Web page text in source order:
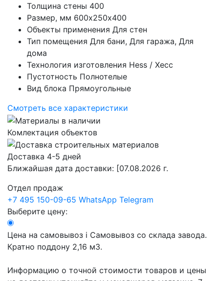
Толщина стены 400
Размер, мм 600х250х400
Объекты применения Для стен
Тип помещения Для бани, Для гаража, Для
дома
Технология изготовления Hess / Хесс
Пустотность Полнотелые
Вид блока Прямоугольные
Смотреть все характеристики
Комлектация объектов
Доставка 4-5 дней
Ближайшая дата доставки: [07.08.2026 г.
Отдел продаж
+7 495 150-09-65 WhatsApp Telegram
Выберите цену:
Цена на самовывоз i Самовывоз со склада завода.
Кратно поддону 2,16 м3.
Информацию о точной стоимости товаров и цены